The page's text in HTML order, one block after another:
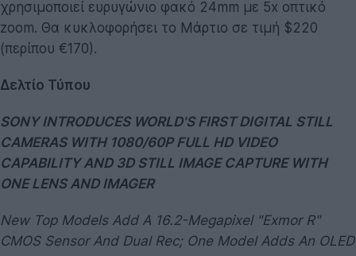
χρησιμοποιεί ευρυγώνιο φακό 24mm με 5x οπτικό
zoom. Θα κυκλοφορήσει το Μάρτιο σε τιμή $220
(περίπου €170).
Δελτίο Τύπου
SONY INTRODUCES WORLD'S FIRST DIGITAL STILL
CAMERAS WITH 1080/60P FULL HD VIDEO
CAPABILITY AND 3D STILL IMAGE CAPTURE WITH
ONE LENS AND IMAGER
New Top Models Add A 16.2-Megapixel "Exmor R"
CMOS Sensor And Dual Rec; One Model Adds An OLED